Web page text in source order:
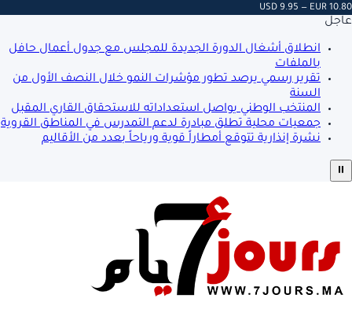
USD 9.95 — EUR 10.80
عاجل
انطلاق أشغال الدورة الجديدة للمجلس مع جدول أعمال حافل
بالملفات
تقرير رسمي يرصد تطور مؤشرات النمو خلال النصف الأول من
السنة
المنتخب الوطني يواصل استعداداته للاستحقاق القاري المقبل
جمعيات محلية تطلق مبادرة لدعم التمدرس في المناطق القروية
نشرة إنذارية تتوقع أمطاراً قوية ورياحاً بعدد من الأقاليم
⏸